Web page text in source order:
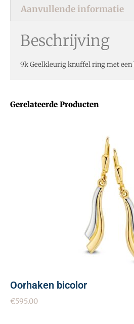
Gerelateerde Producten
Oorhaken bicolor
€595.00
Aanvullende informatie
Beschrijving
9k Geelkleurig knuffel ring met een